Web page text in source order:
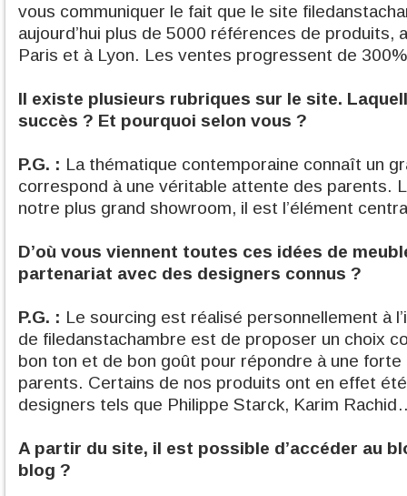
vous communiquer le fait que le site
aujourd’hui plus de 5000 références de produits,
Paris et à Lyon. Les ventes progressent de
Il existe plusieurs rubriques sur le site.
succès ? Et pourquoi selon vous ?
P.G. : La thématique contemporaine connaît un
correspond à une véritable attente des parents.
notre plus grand showroom, il est l’élément
D’où vous viennent toutes ces idées de
partenariat avec des designers connus ?
P.G. : Le sourcing est réalisé personnellement à
de filedanstachambre est de proposer un choix
bon ton et de bon goût pour répondre à une
parents. Certains de nos produits ont en effet
designers tels que Philippe Starck, Karim
A partir du site, il est possible d’accéder au
blog ?